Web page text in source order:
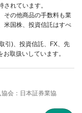
れています。
その他商品の手数料も業
米国株、投資信託はすべ
引)、投資信託、FX、先
取扱いしています。
会：日本証券業協